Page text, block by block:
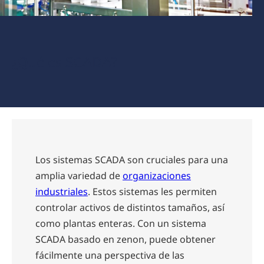
Los sistemas SCADA son cruciales para una
amplia variedad deorganizaciones
industriales. Estos sistemas les permiten
controlar activos de distintos tamaños, así
como plantas enteras. Con un sistema
SCADA basado en zenon, puede obtener
fácilmente una perspectiva de las